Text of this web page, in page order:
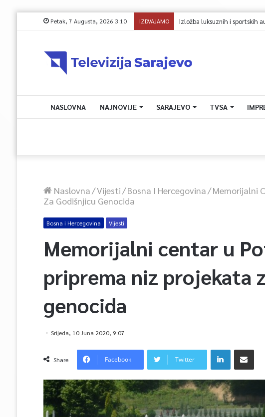
Petak, 7 Augusta, 2026 3:10 IZDVAJAMO
NASLOVNA NAJNOVIJE SARAJEVO TVSA
Naslovna/Vijesti/Bosna I Hercegovina/Memorijalni
Za Godišnjicu Genocida
Bosna i Hercegovina Vijesti
Memorijalni centar u
priprema niz projekata
genocida
Srijeda, 10 Juna 2020, 9:07
Share Facebook Twitter